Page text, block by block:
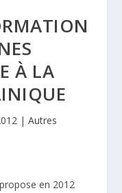
À LA
| Autres
propose en 2012